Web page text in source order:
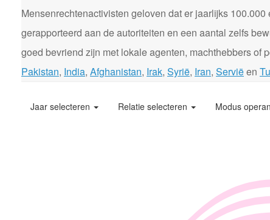
Mensenrechtenactivisten geloven dat er jaarlijks
gerapporteerd aan de autoriteiten en een aantal zelfs
goed bevriend zijn met lokale agenten, machthebbers of
Pakistan, India, Afghanistan, Irak, Syrië, Iran, Serviëen